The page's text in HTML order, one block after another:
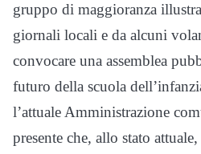
gruppo di maggioranza
giornali locali e da alcuni
convocare una assemblea
futuro della scuola
l’attuale Amministrazione
presente che, allo stato